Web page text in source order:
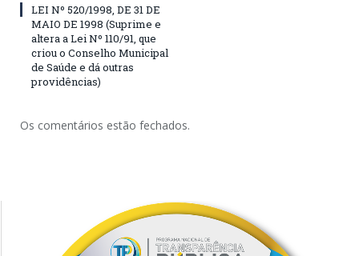
LEI Nº 520/1998, DE 31 DE
MAIO DE 1998 (Suprime e
altera a Lei Nº 110/91, que
criou o Conselho Municipal
de Saúde e dá outras
providências)
Os comentários estão fechados.